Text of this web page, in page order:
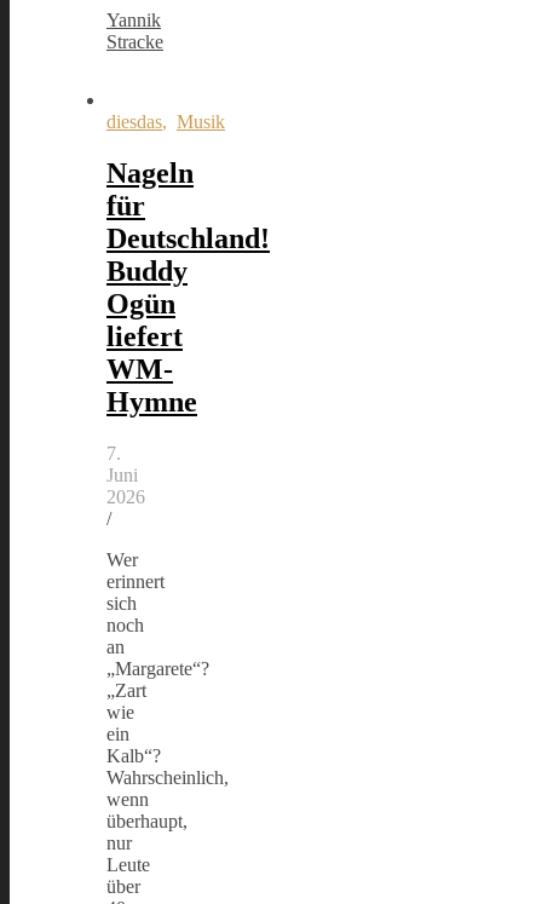
Yannik
Stracke
diesdas, Musik
Nageln
für
Deutschland!
Buddy
Ogün
liefert
WM-
Hymne
7.
Juni
2026
/
Wer
erinnert
sich
noch
an
„Margarete“?
„Zart
wie
ein
Kalb“?
Wahrscheinlich,
wenn
überhaupt,
nur
Leute
über